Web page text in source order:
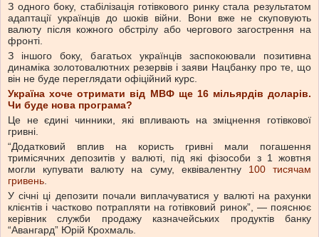
З одного боку, стабілізація готівкового ринку стала результатом
адаптації українців до шоків війни. Вони вже не скуповують
валюту після кожного обстрілу або чергового загострення на
фронті.
З іншого боку, багатьох українців заспокоювали позитивна
динаміка золотовалютних резервів і заяви Нацбанку про те, що
він не буде переглядати офіційний курс.
Україна хоче отримати від МВФ ще 16 мільярдів доларів.
Чи буде нова програма?
Це не єдині чинники, які впливають на зміцнення готівкової
гривні.
“Додатковий вплив на користь гривні мали погашення
тримісячних депозитів у валюті, під які фізособи з 1 жовтня
могли купувати валюту на суму, еквівалентну 100 тисячам
гривень.
У січні ці депозити почали виплачуватися у валюті на рахунки
клієнтів і частково потрапляти на готівковий ринок”, — пояснює
керівник служби продажу казначейських продуктів банку
“Авангард” Юрій Крохмаль.